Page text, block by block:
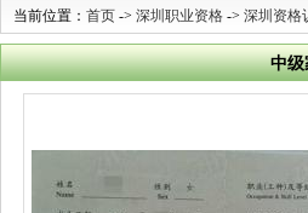
当前位置： 首页 -> 深圳职业资格 -> 深圳资格
中级